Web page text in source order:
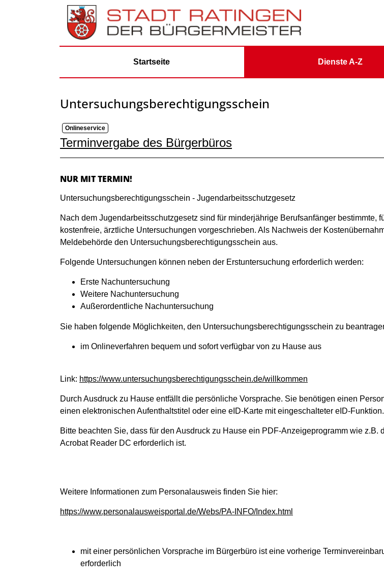
Zum Hauptinhalt springen
Startseite Dienste A-Z
Untersuchungsberechtigungsschein
Onlineservice
Kurzbeschreibung
Terminvergabe des Bürgerbüros
Beschreibung
NUR MIT TERMIN!
Untersuchungsberechtigungsschein - Jugendarbeitsschutzgesetz
Nach dem Jugendarbeitsschutzgesetz sind für minderjährige Berufsanfänger bestimmte,
kostenfreie, ärztliche Untersuchungen vorgeschrieben. Als Nachweis der
Meldebehörde den Untersuchungsberechtigungsschein aus.
Folgende Untersuchungen können neben der Erstuntersuchung erforderlich werden:
Erste Nachuntersuchung
Weitere Nachuntersuchung
Außerordentliche Nachuntersuchung
Sie haben folgende Möglichkeiten, den Untersuchungsberechtigungsschein zu
im Onlineverfahren bequem und sofort verfügbar von zu Hause aus
Link: https://www.untersuchungsberechtigungsschein.de/willkommen
Durch Ausdruck zu Hause entfällt die persönliche Vorsprache. Sie benötigen einen
einen elektronischen Aufenthaltstitel oder eine eID-Karte mit eingeschalteter eID-Funktion.
Bitte beachten Sie, dass für den Ausdruck zu Hause ein PDF-Anzeigeprogramm wie z.B.
Acrobat Reader DC erforderlich ist.
Weitere Informationen zum Personalausweis finden Sie hier:
https://www.personalausweisportal.de/Webs/PA-INFO/Index.html
mit einer persönlichen Vorsprache im Bürgerbüro ist eine vorherige
erforderlich